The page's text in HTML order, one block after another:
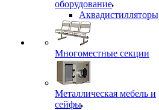
оборудование
Аквадистилляторы
Многоместные секции
Металлическая мебель и
сейфы